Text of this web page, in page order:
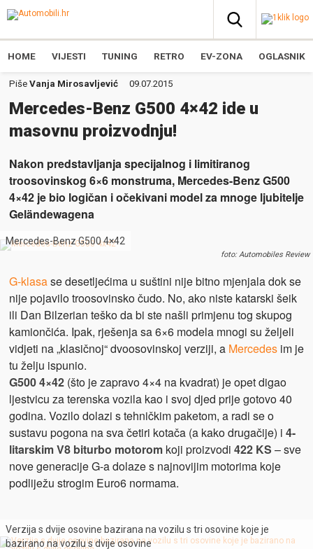
HOME VIJESTI TUNING RETRO EV-ZONA OGLASNIK
Piše Vanja Mirosavljević 09.07.2015
Mercedes-Benz G500 4×42 ide u
masovnu proizvodnju!
Nakon predstavljanja specijalnog i limitiranog
troosovinskog 6×6 monstruma, Mercedes-Benz G500
4×42 je bio logičan i očekivani model za mnoge ljubitelje
Geländewagena
Mercedes-Benz G500 4×42
foto: Automobiles Review
G-klasase desetljećima u suštini nije bitno mjenjala dok se
nije pojavilo troosovinsko čudo. No, ako niste katarski šeik
ili Dan Bilzerian teško da bi ste našli primjenu tog skupog
kamiončića. Ipak, rješenja sa 6×6 modela mnogi su željeli
vidjeti na „klasičnoj“ dvoosovinskoj verziji, a Mercedesim je
tu želju ispunio.
G500 4×42(što je zapravo 4×4 na kvadrat) je opet digao
ljestvicu za terenska vozila kao i svoj djed prije gotovo 40
godina. Vozilo dolazi s tehničkim paketom, a radi se o
sustavu pogona na sva četiri kotača (a kako drugačije) i 4-
litarskim V8 biturbo motoromkoji proizvodi 422 KS – sve
nove generacije G-a dolaze s najnovijim motorima koje
podliježu strogim Euro6 normama.
Verzija s dvije osovine bazirana na vozilu s tri osovine koje je
bazirano na vozilu s dvije osovine